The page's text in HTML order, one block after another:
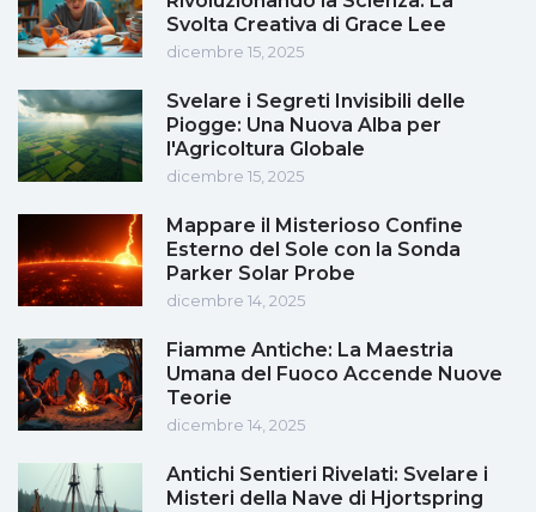
Svolta Creativa di Grace Lee
dicembre 15, 2025
Svelare i Segreti Invisibili delle
Piogge: Una Nuova Alba per
l'Agricoltura Globale
dicembre 15, 2025
Mappare il Misterioso Confine
Esterno del Sole con la Sonda
Parker Solar Probe
dicembre 14, 2025
Fiamme Antiche: La Maestria
Umana del Fuoco Accende Nuove
Teorie
dicembre 14, 2025
Antichi Sentieri Rivelati: Svelare i
Misteri della Nave di Hjortspring